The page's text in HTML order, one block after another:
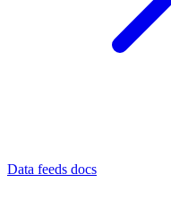
Data feeds docs